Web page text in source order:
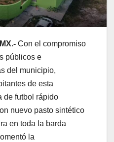
Con el compromiso
públicos e
del municipio,
de esta
de futbol rápido
nuevo pasto sintético
en toda la barda
la